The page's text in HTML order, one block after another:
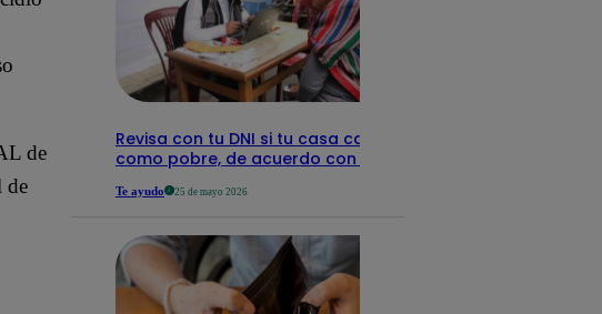
de
de
Revisa con tu DNI si tu casa califica
como pobre, de acuerdo con el Sisfoh
Te ayudo 25 de mayo 2026